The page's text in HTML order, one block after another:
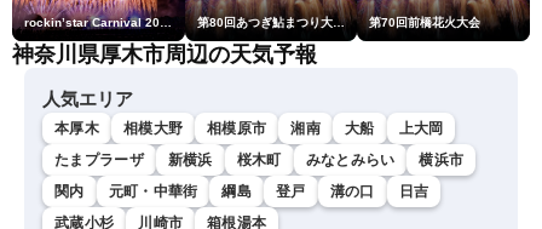
rockin’star Carnival 2026 第80回あつぎ鮎まつり大花火大会 第70回前橋花火大会
神奈川県厚木市周辺の天気予報
人気エリア
本厚木 相模大野 相模原市 湘南 大船
上大岡
たまプラーザ
新横浜 桜木町 みなとみらい
横浜市
関内
元町・中華街 綱島 登戸 溝の口
日吉
武蔵小杉
川崎市 箱根湯本